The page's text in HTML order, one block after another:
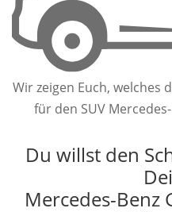
Wir zeigen Euch, welches
für den SUV
Du willst den
Mercedes-Benz